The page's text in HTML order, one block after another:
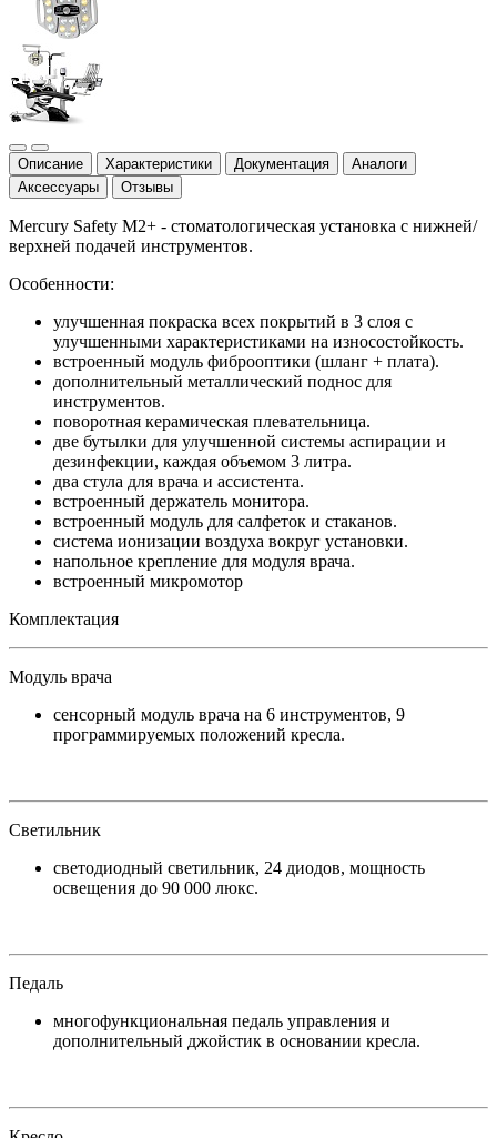
Описание Характеристики Документация
Аналоги
Аксессуары
Отзывы
Mercury Safety M2+ - стоматологическая установка с нижней/
верхней подачей инструментов.
Особенности:
улучшенная покраска всех покрытий в 3 слоя с
улучшенными характеристиками на износостойкость.
встроенный модуль фиброоптики (шланг + плата).
дополнительный металлический поднос для
инструментов.
поворотная керамическая плевательница.
две бутылки для улучшенной системы аспирации и
дезинфекции, каждая объемом 3 литра.
два стула для врача и ассистента.
встроенный держатель монитора.
встроенный модуль для салфеток и стаканов.
система ионизации воздуха вокруг установки.
напольное крепление для модуля врача.
встроенный микромотор
Комплектация
Модуль врача
сенсорный модуль врача на 6 инструментов, 9
программируемых положений кресла.
Светильник
светодиодный светильник, 24 диодов, мощность
освещения до 90 000 люкс.
Педаль
многофункциональная педаль управления и
дополнительный джойстик в основании кресла.